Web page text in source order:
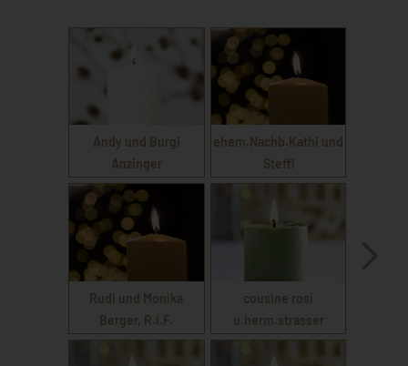
Andy und Burgi
Anzinger
ehem.Nachb.Kathi und
Steffi
Rudi und Monika
Berger, R.i.F.
cousine rosi
u.herm.strasser